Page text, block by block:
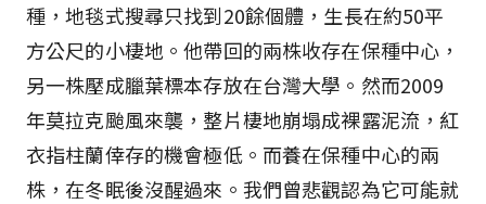
種，地毯式搜尋只找到20餘個體，生長在約50平
方公尺的小棲地。他帶回的兩株收存在保種中心，
另一株壓成臘葉標本存放在台灣大學。然而2009
年莫拉克颱風來襲，整片棲地崩塌成裸露泥流，紅
衣指柱蘭倖存的機會極低。而養在保種中心的兩
株，在冬眠後沒醒過來。我們曾悲觀認為它可能就